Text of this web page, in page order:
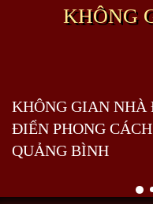
KHÔNG
KHÔNG GIAN NHÀ
ĐIỂN PHONG
QUẢNG BÌNH